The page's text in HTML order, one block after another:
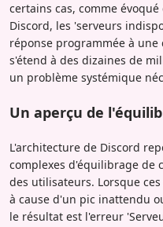
certains cas, comme
Discord, les 'serveurs
réponse programmée à une
s'étend à des dizaines de
un problème systémique
Un aperçu de
L'architecture de Discord
complexes d'équilibrage de
des utilisateurs. Lorsque
à cause d'un pic inattendu
le résultat est l'erreur